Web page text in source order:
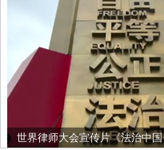
世界律师大会宣传片《法治中国